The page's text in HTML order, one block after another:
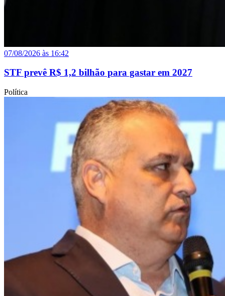
07/08/2026 às 16:42
STF prevê R$ 1,2 bilhão para gastar em 2027
Política